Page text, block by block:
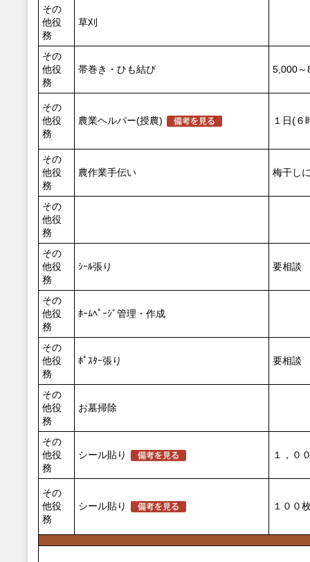
その
他役
務
草刈
その
他役
務
帯巻き・ひも結び 5,000～
その
他役
務
農業ヘルパー(授農) １日(６
その
他役
務
農作業手伝い 梅干し
その
他役
務
その
他役
務
ｼｰﾙ張り 要相談
その
他役
務
ﾎｰﾑﾍﾟｰｼﾞ管理・作成
その
他役
務
ﾎﾟｽﾀｰ張り 要相談
その
他役
務
お墓掃除
その
他役
務
シール貼り １，０
その
他役
務
シール貼り １００